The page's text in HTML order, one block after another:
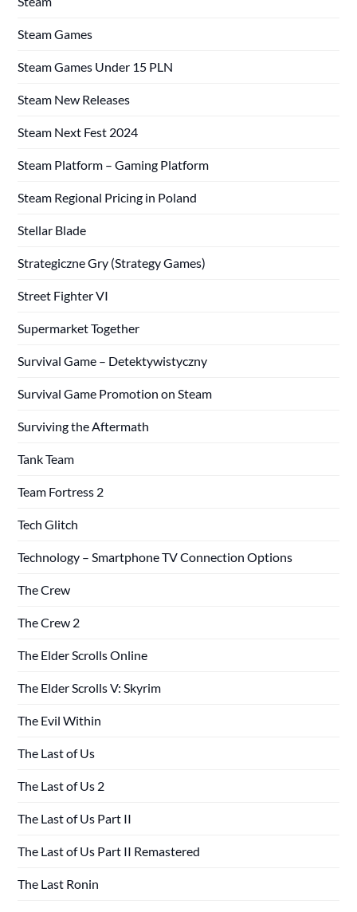
Steam Games
Steam Games Under 15 PLN
Steam New Releases
Steam Next Fest 2024
Steam Platform – Gaming Platform
Steam Regional Pricing in Poland
Stellar Blade
Strategiczne Gry (Strategy Games)
Street Fighter VI
Supermarket Together
Survival Game – Detektywistyczny
Survival Game Promotion on Steam
Surviving the Aftermath
Tank Team
Team Fortress 2
Tech Glitch
Technology – Smartphone TV Connection Options
The Crew
The Crew 2
The Elder Scrolls Online
The Elder Scrolls V: Skyrim
The Evil Within
The Last of Us
The Last of Us 2
The Last of Us Part II
The Last of Us Part II Remastered
The Last Ronin